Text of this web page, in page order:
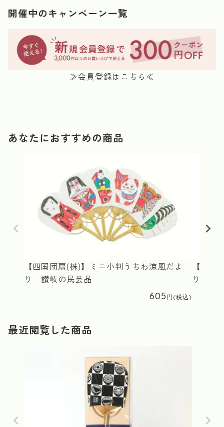
開催中のキャンペーン一覧
≫会員登録はこちら≪
あなたにおすすめの商品
【四国団扇(株)】ミニ小判うちわ涼風だよ
り 讃岐の民芸品
605
【四
り 猫
最近閲覧した商品